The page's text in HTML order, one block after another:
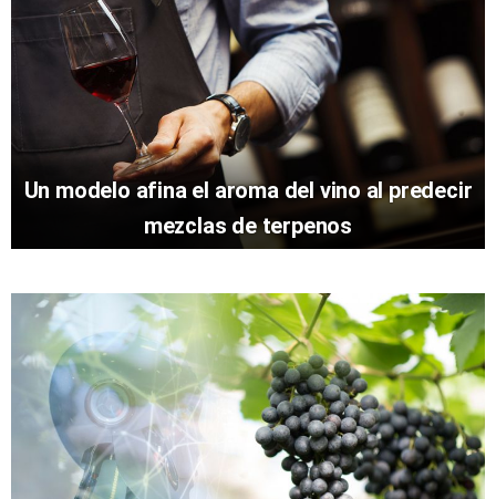
Un modelo afina el aroma del vino al predecir
mezclas de terpenos